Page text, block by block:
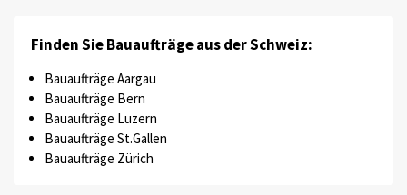
Finden Sie Bauaufträge aus der Schweiz:
Bauaufträge Aargau
Bauaufträge Bern
Bauaufträge Luzern
Bauaufträge St.Gallen
Bauaufträge Zürich